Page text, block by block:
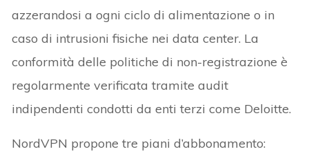
azzerandosi a ogni ciclo di alimentazione o in
caso di intrusioni fisiche nei data center. La
conformità delle politiche di non-registrazione è
regolarmente verificata tramite audit
indipendenti condotti da enti terzi come Deloitte.
NordVPN propone tre piani d’abbonamento: